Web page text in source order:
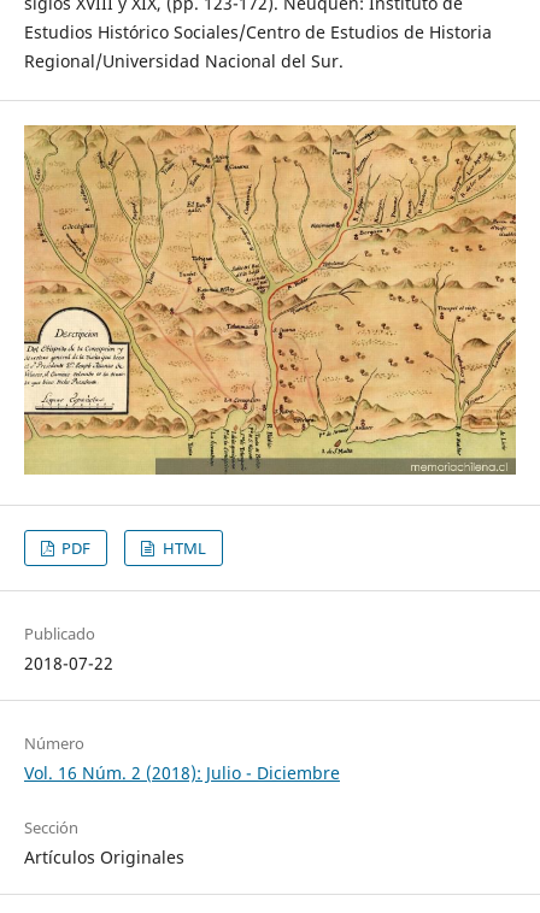
Estudios Histórico Sociales/Centro de Estudios de Historia
Regional/Universidad Nacional del Sur.
PDF HTML
Publicado
2018-07-22
Número
Vol. 16 Núm. 2 (2018): Julio - Diciembre
Sección
Artículos Originales